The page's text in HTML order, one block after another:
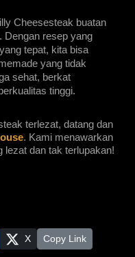
Cheesesteak buatan
Dengan resep yang
tepat, kita bisa
yang tidak
sehat, berkat
tinggi.
terlezat, datang dan
. Kami menawarkan
lezat dan tak terlupakan!
X Copy Link